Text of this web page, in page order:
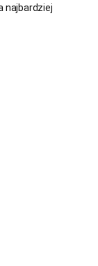
najbardziej